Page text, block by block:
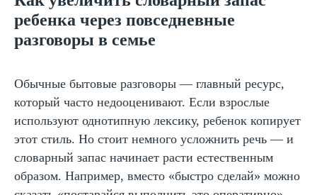
ребенка через повседневные
разговоры в семье
Обычные бытовые разговоры — главный ресурс,
который часто недооценивают. Если взрослые
используют однотипную лексику, ребенок копирует
этот стиль. Но стоит немного усложнить речь — и
словарный запас начинает расти естественным
образом. Например, вместо «быстро сделай» можно
ограничивать время использования — 15–20
минут в день достаточно, если параллельно
идет работа с книгами и живой речью.